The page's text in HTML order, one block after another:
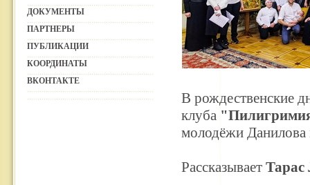
ДОКУМЕНТЫ
ПАРТНЕРЫ
ПУБЛИКАЦИИ
КООРДИНАТЫ
ВКОНТАКТЕ
В рождественские
клуба
молодёжи Данилова
Рассказывает Тарас